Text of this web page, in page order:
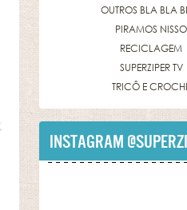
OUTROS BLA BLA
PIRAMOS NISSO
RECICLAGEM
SUPERZIPER TV
TRICÔ E
INSTAGRAM